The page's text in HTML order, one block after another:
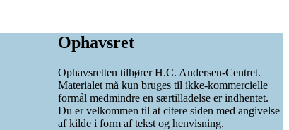
Ophavsret
Ophavsretten tilhører H.C. Andersen-Centret.
Materialet må kun bruges til ikke-kommercielle
formål medmindre en særtilladelse er indhentet.
Du er velkommen til at citere siden med angivelse
af kilde i form af tekst og henvisning.